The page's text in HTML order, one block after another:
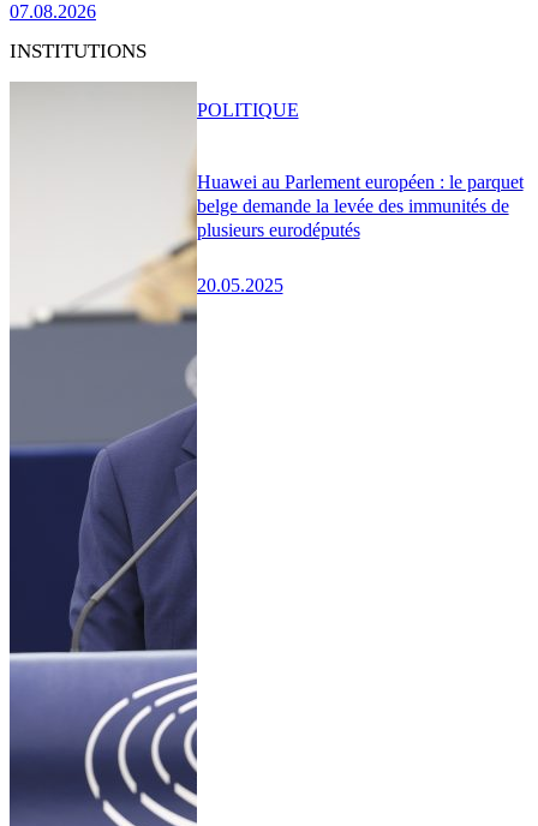
07.08.2026
INSTITUTIONS
Huawei au Parlement européen : le parquet
belge demande la levée des immunités de
plusieurs eurodéputés
20.05.2025
POLITIQUE